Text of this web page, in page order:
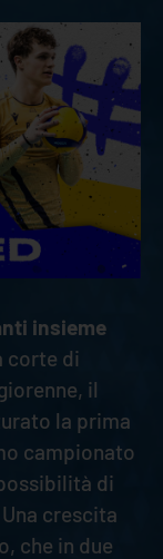
insieme
corte di
il
la prima
campionato
di
crescita
che in due